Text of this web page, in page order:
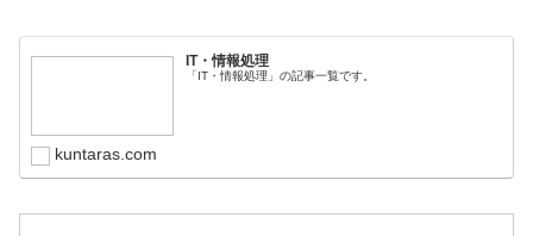
IT・情報処理
「IT・情報処理」の記事一覧です。
kuntaras.com